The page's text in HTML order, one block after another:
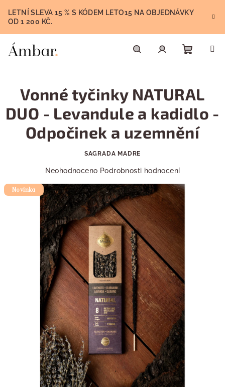
obsah
LETNÍ SLEVA 15 % S KÓDEM LETO15 NA OBJEDNÁVKY
OD 1 200 KČ.
košík
Vonné tyčinky NATURAL
DUO - Levandule a kadidlo -
Odpočinek a uzemnění
SAGRADA MADRE
Průměrné
produktu
je
0,0
z
5
hvězdiček.
Neohodnoceno Podrobnosti hodnocení
Novinka